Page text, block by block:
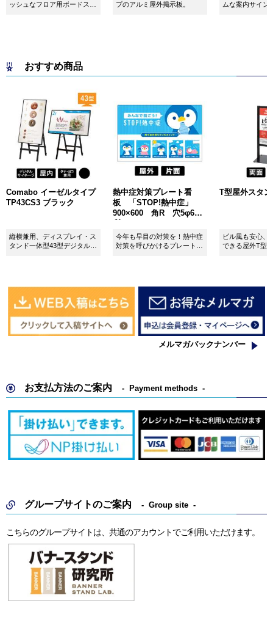
ッシュなフロア用ボードスタ
プのアルミ屋外掲示板。
ムな案内サイン
おすすめ商品
Comabo イーゼルタイプ
TP43CS3 ブラック
縦横兼用、ディスプレイ・ス
タンド一体型43型デジタルサ
熱中症対策プレート看
板 「STOP!熱中症」
900×600 角R 穴5φ6カ
今年も早目の対策を！熱中症
対策を呼びかけるプレート看
T型屋外スタ
ビル風も安心、
できる屋外T型
メルマガバックナンバー
お支払方法のご案内 Payment methods
グループサイトのご案内 Group site
こちらのグループサイトは、共通のアカウントでご利用いただけます。